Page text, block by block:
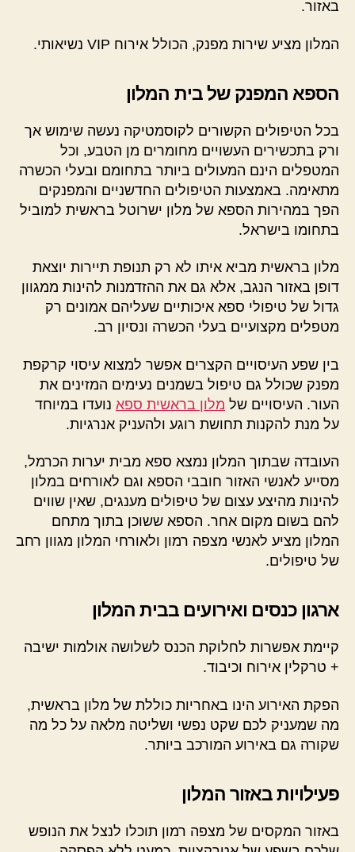
באזור.
המלון מציע שירות מפנק, הכולל אירוח VIP נשיאותי.
הספא המפנק של בית המלון
בכל הטיפולים הקשורים לקוסמטיקה נעשה שימוש אך
ורק בתכשירים העשויים מחומרים מן הטבע, וכל
המטפלים הינם המעולים ביותר בתחומם ובעלי הכשרה
מתאימה. באמצעות הטיפולים החדשניים והמפנקים
הפך במהירות הספא של מלון ישרוטל בראשית למוביל
בתחומו בישראל.
מלון בראשית מביא איתו לא רק תנופת תיירות יוצאת
דופן באזור הנגב, אלא גם את ההזדמנות להינות ממגוון
גדול של טיפולי ספא איכותיים שעליהם אמונים רק
מטפלים מקצועיים בעלי הכשרה ונסיון רב.
בין שפע העיסויים הקצרים אפשר למצוא עיסוי קרקפת
מפנק שכולל גם טיפול בשמנים נעימים המזינים את
העור. העיסויים של מלון בראשית ספא נועדו במיוחד
על מנת להקנות תחושת רוגע ולהעניק אנרגיות.
העובדה שבתוך המלון נמצא ספא מבית יערות הכרמל,
מסייע לאנשי האזור חובבי הספא וגם לאורחים במלון
להינות מהיצע עצום של טיפולים מענגים, שאין שווים
להם בשום מקום אחר. הספא ששוכן בתוך מתחם
המלון מציע לאנשי מצפה רמון ולאורחי המלון מגוון רחב
של טיפולים.
ארגון כנסים ואירועים בבית המלון
קיימת אפשרות לחלוקת הכנס לשלושה אולמות ישיבה
+ טרקלין אירוח וכיבוד.
הפקת האירוע הינו באחריות כוללת של מלון בראשית,
מה שמעניק לכם שקט נפשי ושליטה מלאה על כל מה
שקורה גם באירוע המורכב ביותר.
פעילויות באזור המלון
באזור המקסים של מצפה רמון תוכלו לנצל את הנופש